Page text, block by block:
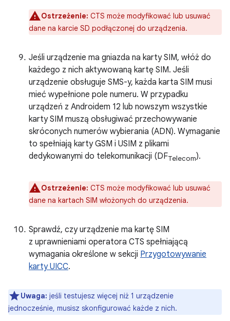
Ostrzeżenie: CTS może modyfikować lub usuwać
dane na karcie SD podłączonej do urządzenia.
Jeśli urządzenie ma gniazda na karty SIM, włóż do
każdego z nich aktywowaną kartę SIM. Jeśli
urządzenie obsługuje SMS-y, każda karta SIM musi
mieć wypełnione pole numeru. W przypadku
urządzeń z Androidem 12 lub nowszym wszystkie
karty SIM muszą obsługiwać przechowywanie
skróconych numerów wybierania (ADN). Wymaganie
to spełniają karty GSM i USIM z plikami
dedykowanymi do telekomunikacji (DFTelecom).
Ostrzeżenie: CTS może modyfikować lub usuwać
dane na kartach SIM włożonych do urządzenia.
Sprawdź, czy urządzenie ma kartę SIM
z uprawnieniami operatora CTS spełniającą
wymagania określone w sekcji Przygotowywanie
karty UICC.
Uwaga: jeśli testujesz więcej niż 1 urządzenie
jednocześnie, musisz skonfigurować każde z nich.